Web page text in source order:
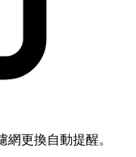
網更換自動提醒。